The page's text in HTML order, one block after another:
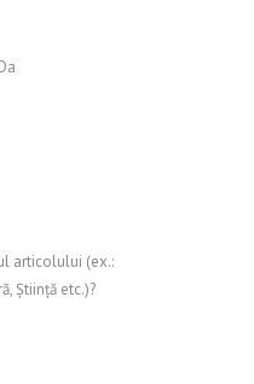
articolului (ex.:
Știință etc.)?